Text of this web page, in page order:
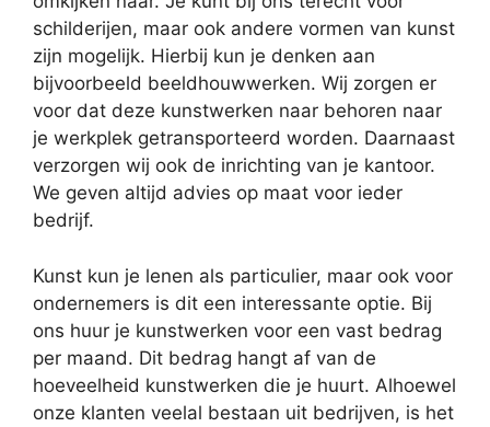
schilderijen, maar ook andere vormen van kunst
zijn mogelijk. Hierbij kun je denken aan
bijvoorbeeld beeldhouwwerken. Wij zorgen er
voor dat deze kunstwerken naar behoren naar
je werkplek getransporteerd worden. Daarnaast
verzorgen wij ook de inrichting van je kantoor.
We geven altijd advies op maat voor ieder
bedrijf.
Kunst kun je lenen als particulier, maar ook voor
ondernemers is dit een interessante optie. Bij
ons huur je kunstwerken voor een vast bedrag
per maand. Dit bedrag hangt af van de
hoeveelheid kunstwerken die je huurt. Alhoewel
onze klanten veelal bestaan uit bedrijven, is het